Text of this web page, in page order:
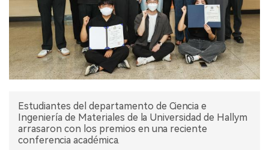
ENTREVISTA
Estudiantes del departamento de Ciencia e
Ingeniería de Materiales de la Universidad de Hallym
arrasaron con los premios en una reciente
conferencia académica.